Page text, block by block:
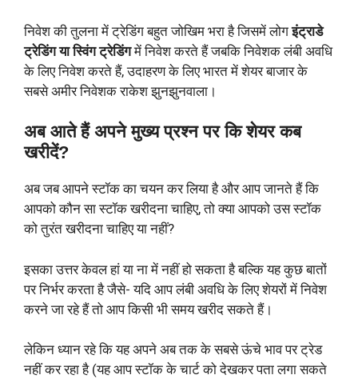
निवेश की तुलना में ट्रेडिंग बहुत जोखिम भरा है जिसमें लोगइंट्राडे
ट्रेडिंग या स्विंग ट्रेडिंगमें निवेश करते हैं जबकि निवेशक लंबी अवधि
के लिए निवेश करते हैं, उदाहरण के लिए भारत में शेयर बाजार के
सबसे अमीर निवेशक राकेश झुनझुनवाला।
अब आते हैं अपने मुख्य प्रश्न पर कि शेयर कब
खरीदें?
अब जब आपने स्टॉक का चयन कर लिया है और आप जानते हैं कि
आपको कौन सा स्टॉक खरीदना चाहिए, तो क्या आपको उस स्टॉक
को तुरंत खरीदना चाहिए या नहीं?
इसका उत्तर केवल हां या ना में नहीं हो सकता है बल्कि यह कुछ बातों
पर निर्भर करता है जैसे- यदि आप लंबी अवधि के लिए शेयरों में निवेश
करने जा रहे हैं तो आप किसी भी समय खरीद सकते हैं।
लेकिन ध्यान रहे कि यह अपने अब तक के सबसे ऊंचे भाव पर ट्रेड
नहीं कर रहा है (यह आप स्टॉक के चार्ट को देखकर पता लगा सकते